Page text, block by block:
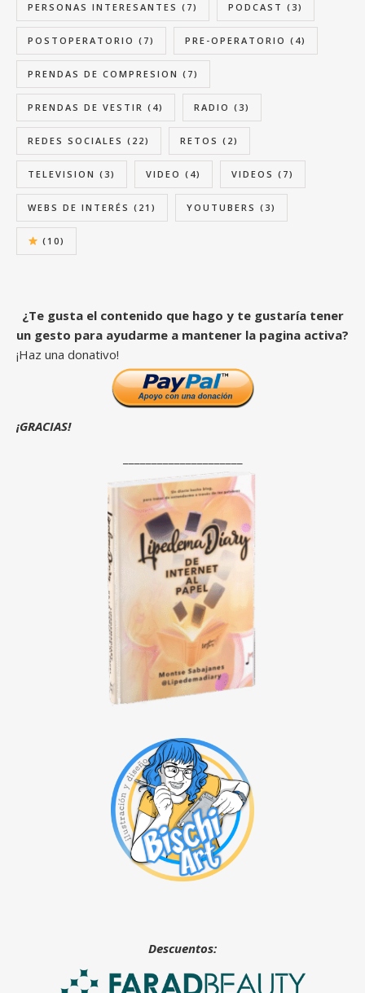
PERSONAS INTERESANTES (7) PODCAST (3)
POSTOPERATORIO (7) PRE-OPERATORIO (4)
PRENDAS DE COMPRESION (7)
PRENDAS DE VESTIR (4) RADIO (3)
REDES SOCIALES (22) RETOS (2)
TELEVISION (3) VIDEO (4) VIDEOS (7)
WEBS DE INTERÉS (21) YOUTUBERS (3)
(10)
¿Te gusta el contenido que hago y te gustaría tener
un gesto para ayudarme a mantener la pagina activa?
¡Haz una donativo!
¡GRACIAS!
Descuentos: